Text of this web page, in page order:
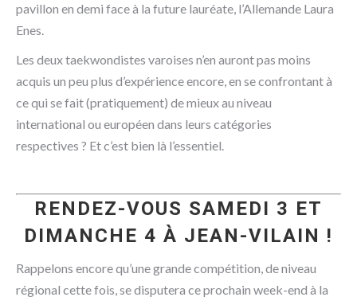
pavillon en demi face à la future lauréate, l’Allemande Laura
Enes.
Les deux taekwondistes varoises n’en auront pas moins
acquis un peu plus d’expérience encore, en se confrontant à
ce qui se fait (pratiquement) de mieux au niveau
international ou européen dans leurs catégories
respectives ? Et c’est bien là l’essentiel.
RENDEZ-VOUS SAMEDI 3 ET
DIMANCHE 4 À JEAN-VILAIN !
Rappelons encore qu’une grande compétition, de niveau
régional cette fois, se disputera ce prochain week-end à la